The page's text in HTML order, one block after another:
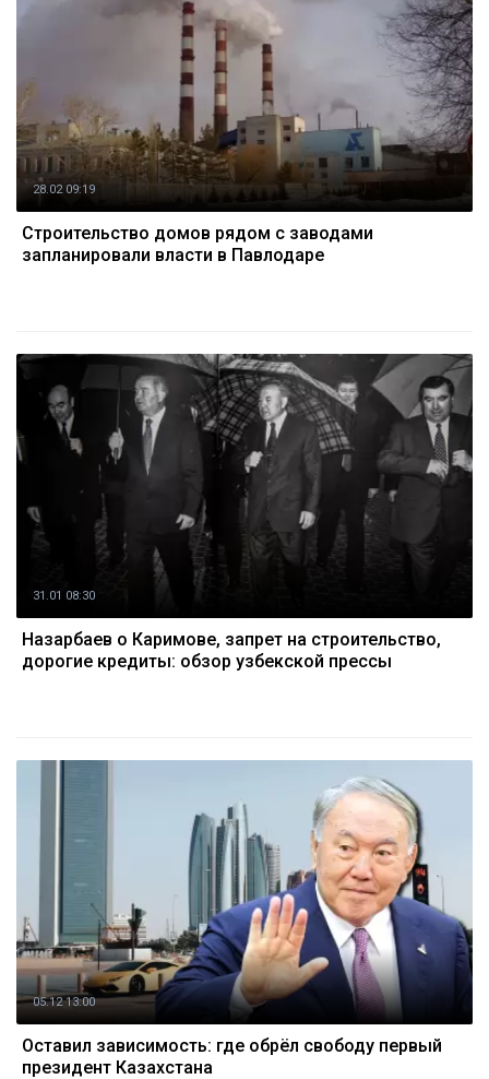
28.02 09:19
Строительство домов рядом с заводами
запланировали власти в Павлодаре
31.01 08:30
Назарбаев о Каримове, запрет на строительство,
дорогие кредиты: обзор узбекской прессы
05.12 13:00
Оставил зависимость: где обрёл свободу первый
президент Казахстана